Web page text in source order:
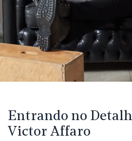
Entrando no
Victor Affaro